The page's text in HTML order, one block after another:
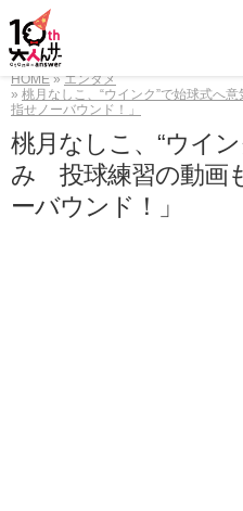
HOME
エンタメ
桃月なしこ、“ウインク”で始球式
指せノーバウンド！」
桃月なしこ、“ウイ
み 投球練習の動画
ーバウンド！」